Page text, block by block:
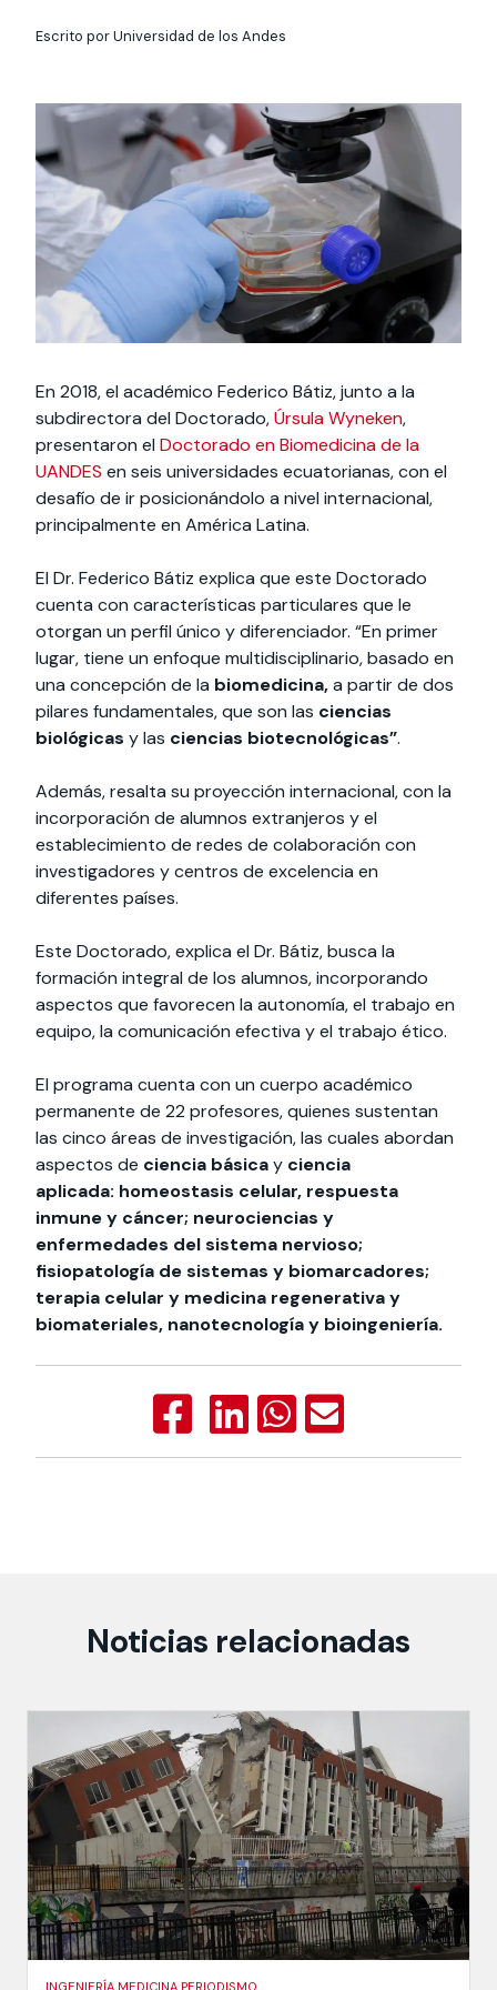
Te puede
interesar:
International
students
Facultades
sociedad
Te puede interesar:Filantropía y Donaciones
intercambio
Te puede
interesar:
Explora el campus
Uandes
Noticias
estudiantiles
Escrito por Universidad de los Andes
En 2018, el académico Federico Bátiz, junto a la
subdirectora del Doctorado,Úrsula Wyneken,
presentaron el Doctorado en Biomedicina de la
UANDES en seis universidades ecuatorianas, con el
desafío de ir posicionándolo a nivel internacional,
principalmente en América Latina.
El Dr. Federico Bátiz explica que este Doctorado
cuenta con características particulares que le
otorgan un perfil único y diferenciador. “En primer
lugar, tiene un enfoque multidisciplinario, basado en
una concepción de la biomedicina,a partir de dos
pilares fundamentales, que son las ciencias
biológicas y las ciencias biotecnológicas”.
Además, resalta su proyección internacional, con la
incorporación de alumnos extranjeros y el
establecimiento de redes de colaboración con
investigadores y centros de excelencia en
diferentes países.
Este Doctorado, explica el Dr. Bátiz, busca la
formación integral de los alumnos, incorporando
aspectos que favorecen la autonomía, el trabajo en
equipo, la comunicación efectiva y el trabajo ético.
El programa cuenta con un cuerpo académico
permanente de 22 profesores, quienes sustentan
las cinco áreas de investigación, las cuales abordan
aspectos de ciencia básicay ciencia
aplicada: homeostasis celular, respuesta
inmune y cáncer; neurociencias y
enfermedades del sistema nervioso;
fisiopatología de sistemas y biomarcadores;
terapia celular y medicina regenerativa y
biomateriales, nanotecnología y bioingeniería.
Noticias relacionadas
INGENIERÍA MEDICINA PERIODISMO